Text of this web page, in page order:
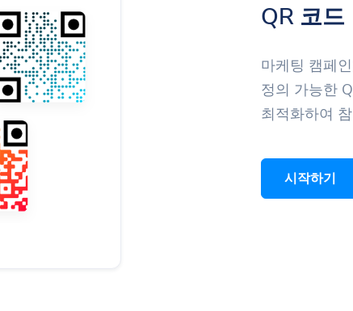
QR 코드
마케팅 캠페
정의 가능한
최적화하여
시작하기